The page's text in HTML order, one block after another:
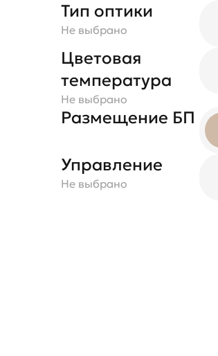
Тип оптики
Не выбрано
Цветовая
температура
Не выбрано
Размещение БП
Управление
Не выбрано